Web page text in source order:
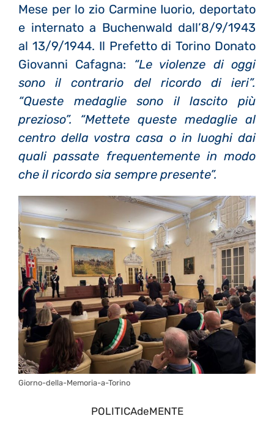
Mese per lo zio Carmine Iuorio, deportato
e internato a Buchenwald dall’8/9/1943
al 13/9/1944. Il Prefetto di Torino Donato
Giovanni Cafagna: “Le violenze di oggi
sono il contrario del ricordo di ieri”.
“Queste medaglie sono il lascito più
prezioso”. “Mettete queste medaglie al
centro della vostra casa o in luoghi dai
quali passate frequentemente in modo
che il ricordo sia sempre presente”.
Giorno-della-Memoria-a-Torino
POLITICAdeMENTE